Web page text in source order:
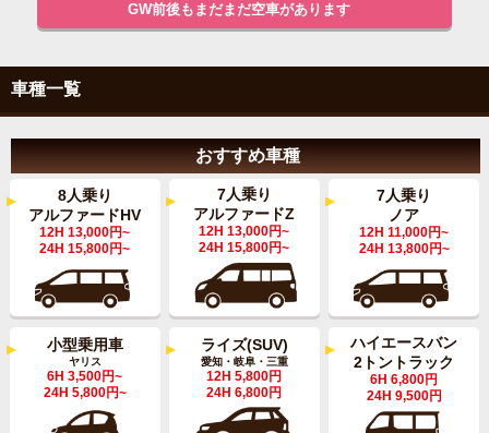
GW前後もまだまだ空車があります
車種一覧
おすすめ車種
8人乗り
アルファードHV
12H 13,000円~
24H 15,800円~
7人乗り
アルファードZ
12H 13,000円~
24H 15,800円~
7人乗り
ノア
12H 11,000円~
24H 13,800円~
小型乗用車
ヤリス
6H 3,500円~
24H 5,800円~
ライズ(SUV)
愛知・岐阜・三重
12H 5,800円
24H 6,800円
ハイエースバン
2トントラック
6H 6,800円
24H 9,500円